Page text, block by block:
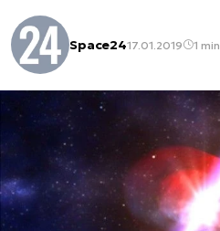
Space2417.01.2019 1 min.